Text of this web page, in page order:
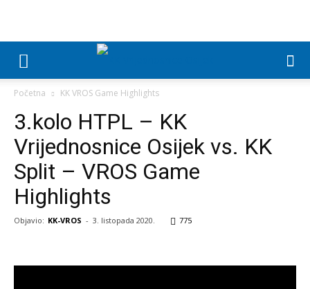
Početna KK VROS Game Highlights
3.kolo HTPL – KK
Vrijednosnice Osijek vs. KK
Split – VROS Game
Highlights
Objavio: KK-VROS - 3. listopada 2020. 775